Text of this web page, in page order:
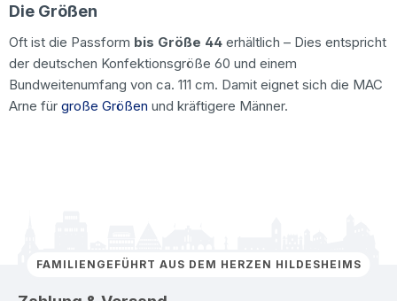
Die Größen
Oft ist die Passform bis Größe 44 erhältlich – Dies entspricht
der deutschen Konfektionsgröße 60 und einem
Bundweitenumfang von ca. 111 cm. Damit eignet sich die MAC
Arne für große Größen und kräftigere Männer.
FAMILIENGEFÜHRT AUS DEM HERZEN HILDESHEIMS